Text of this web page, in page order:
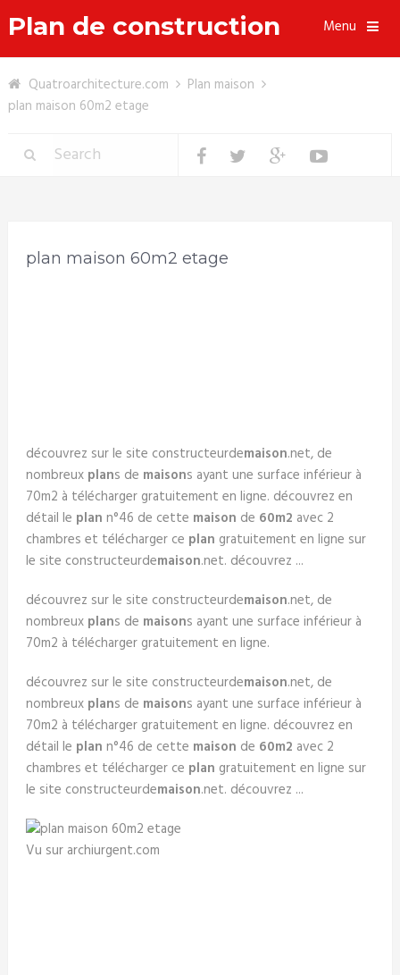
Plan de construction Menu
Quatroarchitecture.com
Plan maison
plan maison 60m2 etage
plan maison 60m2 etage
découvrez sur le site constructeurdemaison.net, de
nombreux plans de maisons ayant une surface inférieur à
70m2 à télécharger gratuitement en ligne. découvrez en
détail le plan n°46 de cette maison de 60m2 avec 2
chambres et télécharger ce plan gratuitement en ligne sur
le site constructeurdemaison.net. découvrez ...
découvrez sur le site constructeurdemaison.net, de
nombreux plans de maisons ayant une surface inférieur à
70m2 à télécharger gratuitement en ligne.
découvrez sur le site constructeurdemaison.net, de
nombreux plans de maisons ayant une surface inférieur à
70m2 à télécharger gratuitement en ligne. découvrez en
détail le plan n°46 de cette maison de 60m2 avec 2
chambres et télécharger ce plan gratuitement en ligne sur
le site constructeurdemaison.net. découvrez ...
Vu sur archiurgent.com